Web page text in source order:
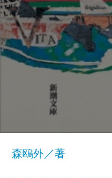
森鴎外／著